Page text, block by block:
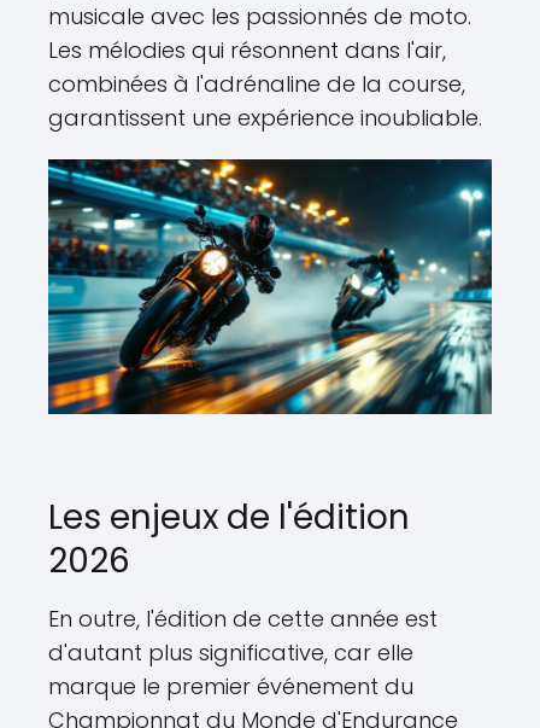
musicale avec les passionnés de moto.
Les mélodies qui résonnent dans l'air,
combinées à l'adrénaline de la course,
garantissent une expérience inoubliable.
Les enjeux de l'édition
2026
En outre, l'édition de cette année est
d'autant plus significative, car elle
marque le premier événement du
Championnat du Monde d'Endurance